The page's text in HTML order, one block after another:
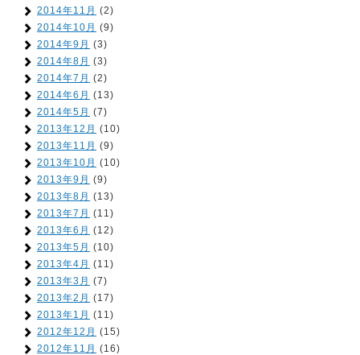
2014年11月 (2)
2014年10月 (9)
2014年9月 (3)
2014年8月 (3)
2014年7月 (2)
2014年6月 (13)
2014年5月 (7)
2013年12月 (10)
2013年11月 (9)
2013年10月 (10)
2013年9月 (9)
2013年8月 (13)
2013年7月 (11)
2013年6月 (12)
2013年5月 (10)
2013年4月 (11)
2013年3月 (7)
2013年2月 (17)
2013年1月 (11)
2012年12月 (15)
2012年11月 (16)